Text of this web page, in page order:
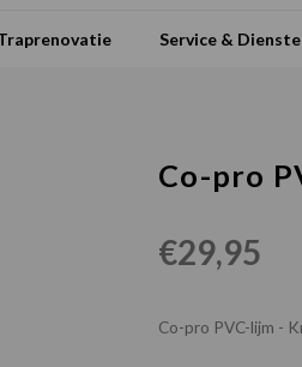
Service &
Co-pro
€29,95
Co-pro PVC-lijm -